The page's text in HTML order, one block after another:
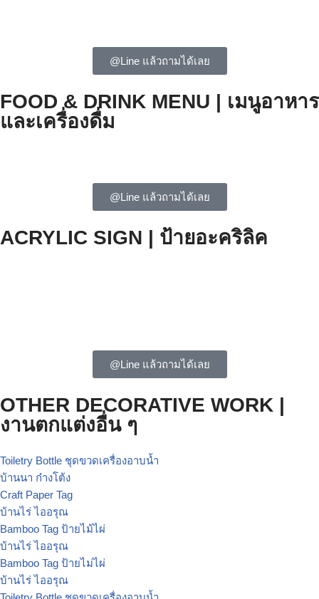
@Line แล้วถามได้เลย
FOOD & DRINK MENU | เมนูอาหาร
และเครื่องดื่ม
@Line แล้วถามได้เลย
ACRYLIC SIGN | ป้ายอะคริลิค
@Line แล้วถามได้เลย
OTHER DECORATIVE WORK |
งานตกแต่งอื่น ๆ
Toiletry Bottle ชุดขวดเครื่องอาบน้ำ
บ้านนา ก๋างโต้ง
Craft Paper Tag
บ้านไร่ ไออรุณ
Bamboo Tag ป้ายไม้ไผ่
บ้านไร่ ไออรุณ
Bamboo Tag ป้ายไม่ไผ่
บ้านไร่ ไออรุณ